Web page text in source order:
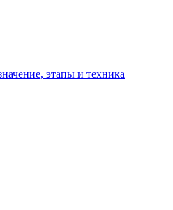
этапы и техника